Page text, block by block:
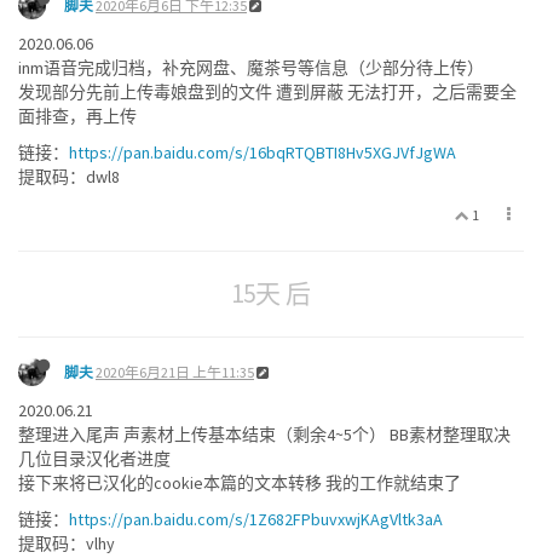
脚夫2020年6月6日 下午12:35
2020.06.06
inm语音完成归档，补充网盘、魔茶号等信息（少部分待上传）
发现部分先前上传毒娘盘到的文件 遭到屏蔽 无法打开，之后需要全
面排查，再上传
链接： https://pan.baidu.com/s/16bqRTQBTI8Hv5XGJVfJgWA
提取码：dwl8
1
15天 后
脚夫2020年6月21日 上午11:35
2020.06.21
整理进入尾声 声素材上传基本结束（剩余4~5个） BB素材整理取决
几位目录汉化者进度
接下来将已汉化的cookie本篇的文本转移 我的工作就结束了
链接： https://pan.baidu.com/s/1Z682FPbuvxwjKAgVltk3aA
提取码：vlhy